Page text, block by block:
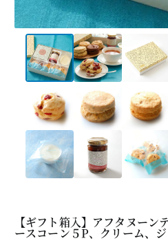
【ギフト箱入】アフタヌーン
ースコーン５P、クリーム、